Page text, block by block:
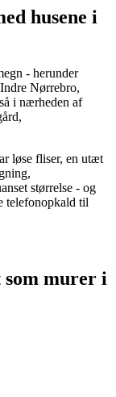
husene i
- herunder
Nørrebro,
i nærheden af
løse fliser, en utæt
størrelse - og
telefonopkald til
murer i